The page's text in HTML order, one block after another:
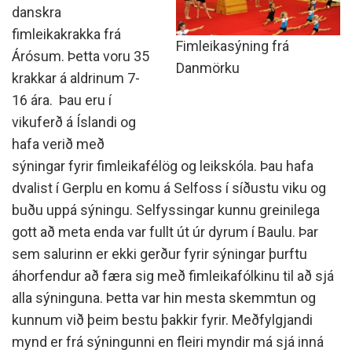
Fimleikasýning frá
Danmörku
danskra
fimleikakrakka frá
Árósum. Þetta voru 35
krakkar á aldrinum 7-
16 ára. Þau eru í
vikuferð á Íslandi og
hafa verið með
sýningar fyrir fimleikafélög og leikskóla. Þau hafa
dvalist í Gerplu en komu á Selfoss í síðustu viku og
buðu uppá sýningu. Selfyssingar kunnu greinilega
gott að meta enda var fullt út úr dyrum í Baulu. Þar
sem salurinn er ekki gerður fyrir sýningar þurftu
áhorfendur að færa sig með fimleikafólkinu til að sjá
alla sýninguna. Þetta var hin mesta skemmtun og
kunnum við þeim bestu þakkir fyrir. Meðfylgjandi
mynd er frá sýningunni en fleiri myndir má sjá inná